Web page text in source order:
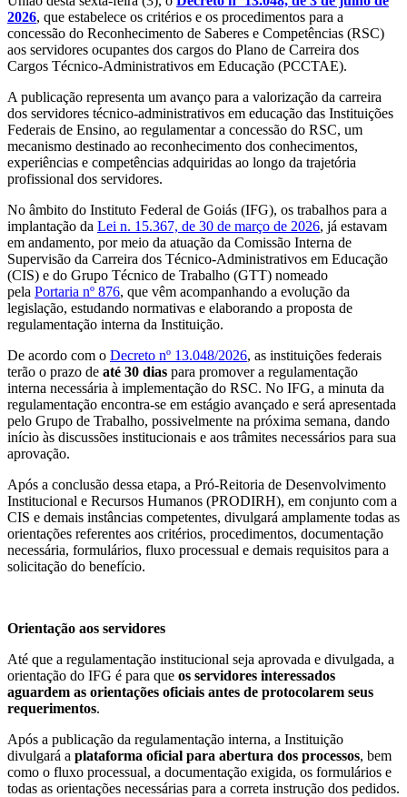
2026, que estabelece os critérios e os procedimentos para a
concessão do Reconhecimento de Saberes e Competências (RSC)
aos servidores ocupantes dos cargos do Plano de Carreira dos
Cargos Técnico-Administrativos em Educação (PCCTAE).
A publicação representa um avanço para a valorização da carreira
dos servidores técnico-administrativos em educação das Instituições
Federais de Ensino, ao regulamentar a concessão do RSC, um
mecanismo destinado ao reconhecimento dos conhecimentos,
experiências e competências adquiridas ao longo da trajetória
profissional dos servidores.
No âmbito do Instituto Federal de Goiás (IFG), os trabalhos para a
implantação da Lei n. 15.367, de 30 de março de 2026, já estavam
em andamento, por meio da atuação da Comissão Interna de
Supervisão da Carreira dos Técnico-Administrativos em Educação
(CIS) e do Grupo Técnico de Trabalho (GTT) nomeado
pela Portaria nº 876, que vêm acompanhando a evolução da
legislação, estudando normativas e elaborando a proposta de
regulamentação interna da Instituição.
De acordo com o Decreto nº 13.048/2026, as instituições federais
terão o prazo de até 30 dias para promover a regulamentação
interna necessária à implementação do RSC. No IFG, a minuta da
regulamentação encontra-se em estágio avançado e será apresentada
pelo Grupo de Trabalho, possivelmente na próxima semana, dando
início às discussões institucionais e aos trâmites necessários para sua
aprovação.
Após a conclusão dessa etapa, a Pró-Reitoria de Desenvolvimento
Institucional e Recursos Humanos (PRODIRH), em conjunto com a
CIS e demais instâncias competentes, divulgará amplamente todas as
orientações referentes aos critérios, procedimentos, documentação
necessária, formulários, fluxo processual e demais requisitos para a
solicitação do benefício.
Orientação aos servidores
Até que a regulamentação institucional seja aprovada e divulgada, a
orientação do IFG é para que os servidores interessados
aguardem as orientações oficiais antes de protocolarem seus
requerimentos.
Após a publicação da regulamentação interna, a Instituição
divulgará a plataforma oficial para abertura dos processos, bem
como o fluxo processual, a documentação exigida, os formulários e
todas as orientações necessárias para a correta instrução dos pedidos.